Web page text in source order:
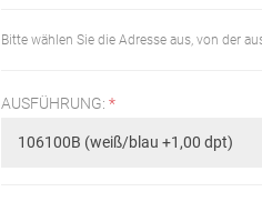
Bitte wählen Sie die Adresse aus, von der
AUSFÜHRUNG: *